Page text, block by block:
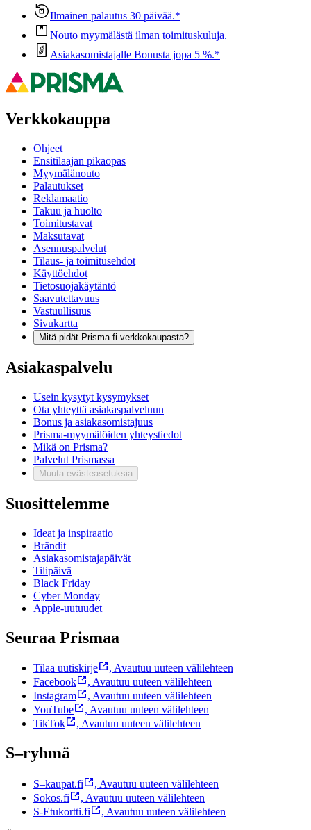
Ilmainen palautus 30 päivää.*
Nouto myymälästä ilman toimituskuluja.
Asiakasomistajalle Bonusta jopa 5 %.*
Verkkokauppa
Ohjeet
Ensitilaajan pikaopas
Myymälänouto
Palautukset
Reklamaatio
Takuu ja huolto
Toimitustavat
Maksutavat
Asennuspalvelut
Tilaus- ja toimitusehdot
Käyttöehdot
Tietosuojakäytäntö
Saavutettavuus
Vastuullisuus
Sivukartta
Mitä pidät Prisma.fi-verkkokaupasta?
Asiakaspalvelu
Usein kysytyt kysymykset
Ota yhteyttä asiakaspalveluun
Bonus ja asiakasomistajuus
Prisma-myymälöiden yhteystiedot
Mikä on Prisma?
Palvelut Prismassa
Muuta evästeasetuksia
Suosittelemme
Ideat ja inspiraatio
Brändit
Asiakasomistajapäivät
Tilipäivä
Black Friday
Cyber Monday
Apple-uutuudet
Seuraa Prismaa
Tilaa uutiskirje , Avautuu uuteen välilehteen
Facebook
, Avautuu uuteen välilehteen
Instagram
, Avautuu uuteen välilehteen
YouTube
, Avautuu uuteen välilehteen
TikTok
, Avautuu uuteen välilehteen
S–ryhmä
S–kaupat.fi , Avautuu uuteen välilehteen
Sokos.fi
, Avautuu uuteen välilehteen
S-Etukortti.fi
, Avautuu uuteen välilehteen